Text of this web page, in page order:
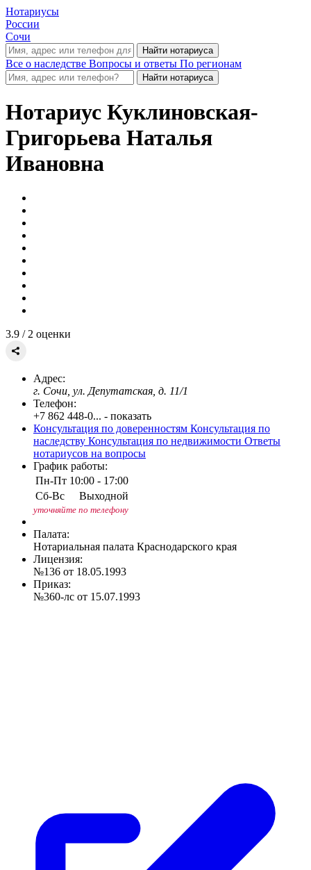
Нотариусы
России
Сочи
Все о наследстве Вопросы и ответы По регионам
Нотариус Куклиновская-
Григорьева Наталья
Ивановна
3.9 / 2 оценки
Адрес:
г. Сочи, ул. Депутатская, д. 11/1
Телефон:
+7 862 448-0... - показать
Консультация по доверенностям Консультация по
наследству Консультация по недвижимости Ответы
нотариусов на вопросы
График работы:
Пн-Пт 10:00 - 17:00
Сб-Вс
Выходной
уточняйте по телефону
Палата:
Нотариальная палата Краснодарского края
Лицензия:
№136 от 18.05.1993
Приказ:
№360-лс от 15.07.1993